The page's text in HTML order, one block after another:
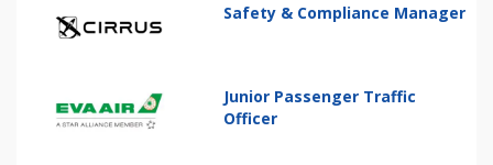
Safety & Compliance Manager
Junior Passenger Traffic
Officer